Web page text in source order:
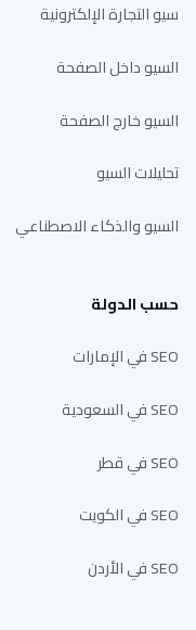
سيو التجارة الإلكترونية
السيو داخل الصفحة
السيو خارج الصفحة
تحليلات السيو
السيو والذكاء الاصطناعي
حسب الدولة
SEO في الإمارات
SEO في السعودية
SEO في قطر
SEO في الكويت
SEO في الأردن